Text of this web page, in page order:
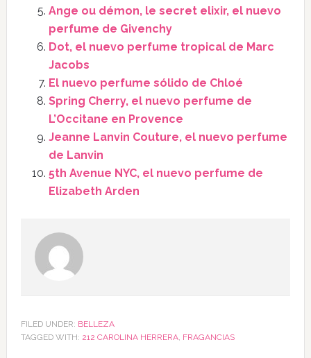
Ange ou démon, le secret elixir, el nuevo
perfume de Givenchy
Dot, el nuevo perfume tropical de Marc
Jacobs
El nuevo perfume sólido de Chloé
Spring Cherry, el nuevo perfume de
L’Occitane en Provence
Jeanne Lanvin Couture, el nuevo perfume
de Lanvin
5th Avenue NYC, el nuevo perfume de
Elizabeth Arden
FILED UNDER: BELLEZA
TAGGED WITH: 212 CAROLINA HERRERA, FRAGANCIAS